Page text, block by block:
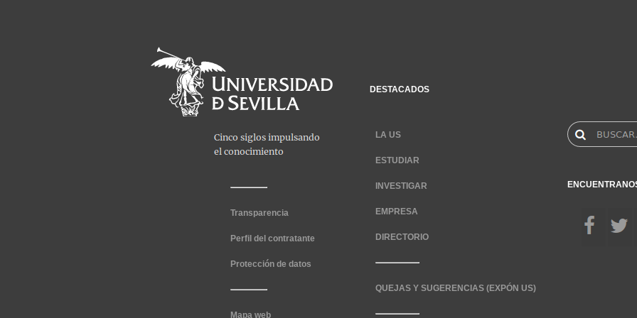
Transparencia
Perfil del contratante
Protección de datos
Mapa web
DESTACADOS
LA US
ESTUDIAR
INVESTIGAR
EMPRESA
DIRECTORIO
QUEJAS Y SUGERENCIAS (EXPÓN US)